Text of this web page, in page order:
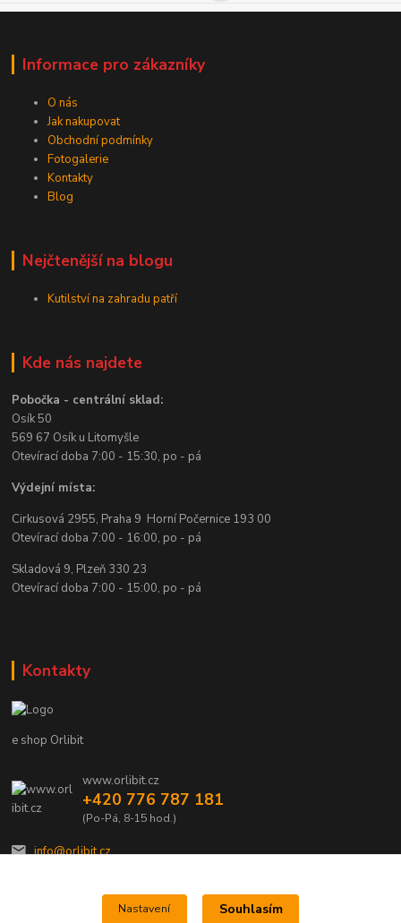
Informace pro zákazníky
O nás
Jak nakupovat
Obchodní podmínky
Fotogalerie
Kontakty
Blog
Nejčtenější na blogu
Kutilství na zahradu patří
Kde nás najdete
Pobočka - centrální sklad:
Osík 50
569 67 Osík u Litomyšle
Otevírací doba 7:00 - 15:30, po - pá
Výdejní místa:
Cirkusová 2955, Praha 9 Horní Počernice 193 00
Otevírací doba 7:00 - 16:00, po - pá
Skladová 9, Plzeň 330 23
Otevírací doba 7:00 - 15:00, po - pá
Kontakty
e shop Orlibit
www.orlibit.cz
+420 776 787 181
(Po-Pá, 8-15 hod.)
info@orlibit.cz
Nastavení Souhlasím